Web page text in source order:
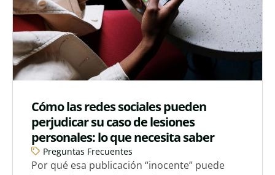
Cómo las redes sociales pueden
perjudicar su caso de lesiones
personales: lo que necesita saber
Preguntas Frecuentes
Por qué esa publicación “inocente” puede